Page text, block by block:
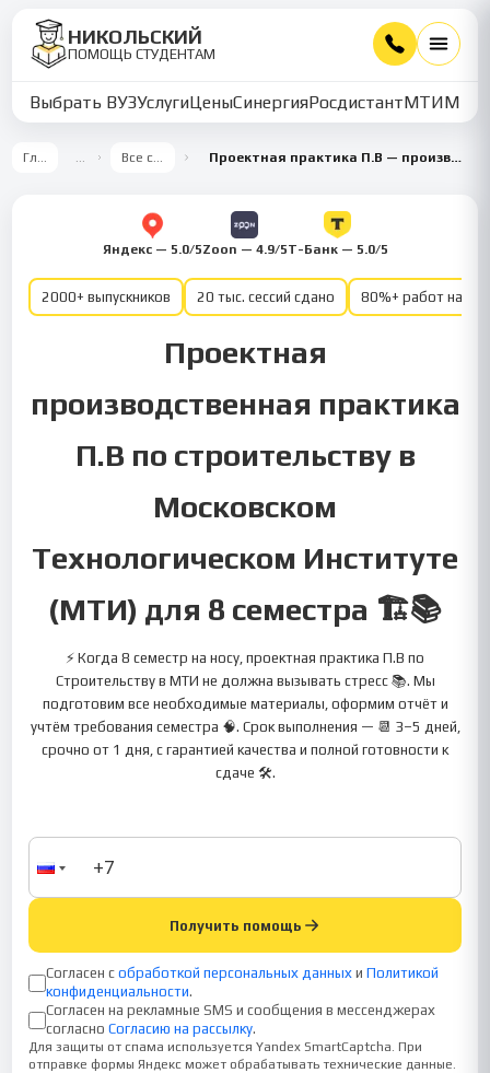
НИКОЛЬСКИЙ
ПОМОЩЬ СТУДЕНТАМ
Выбрать ВУЗУслугиЦеныСинергияРосдистантМТИММУ
Главная … Все семестры Проектная практика П.В — производственная практика, 8 семестр — Строительство
Яндекс — 5.0/5Zoon — 4.9/5Т-Банк — 5.0/5
2000+ выпускников 20 тыс. сессий сдано 80%+ работ на
Проектная
производственная практика
П.В по строительству в
Московском
Технологическом Институте
(МТИ) для 8 семестра 🏗️📚
⚡ Когда 8 семестр на носу, проектная практика П.В по
Строительству в МТИ не должна вызывать стресс 📚. Мы
подготовим все необходимые материалы, оформим отчёт и
учтём требования семестра 🧠. Срок выполнения — 📆 3–5 дней,
срочно от 1 дня, с гарантией качества и полной готовности к
сдаче 🛠.
Получить помощь
Согласен с обработкой персональных данных и Политикой
конфиденциальности.
Согласен на рекламные SMS и сообщения в мессенджерах
согласно Согласию на рассылку.
Для защиты от спама используется Yandex SmartCaptcha. При
отправке формы Яндекс может обрабатывать технические данные.